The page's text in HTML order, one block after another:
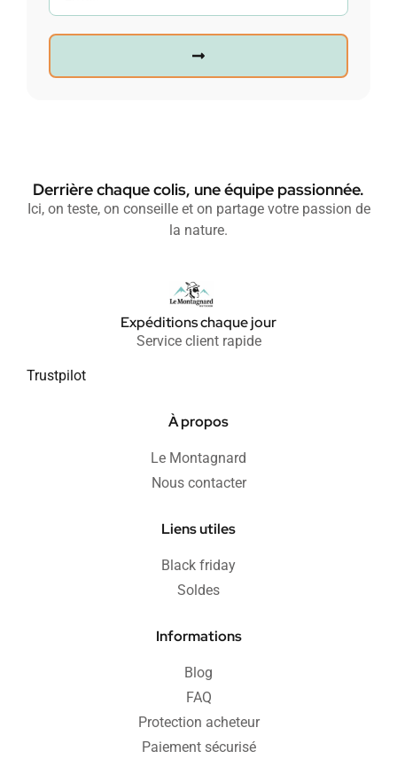
Derrière chaque colis, une équipe passionnée.
Ici, on teste, on conseille et on partage votre passion de
la nature.
Expéditions chaque jour
Service client rapide
Trustpilot
À propos
Le Montagnard
Nous contacter
Liens utiles
Black friday
Soldes
Informations
Blog
FAQ
Protection acheteur
Paiement sécurisé